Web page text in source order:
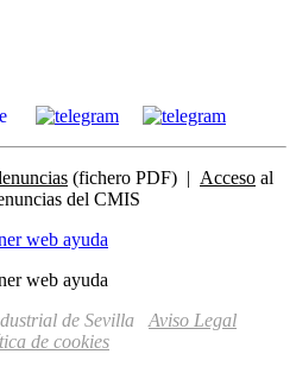
(fichero PDF) | Acceso al
del CMIS
de Sevilla Aviso Legal
de cookies